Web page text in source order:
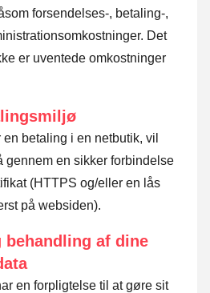
forsendelses-, betaling-,
Det
er uventede omkostninger
en betaling i en netbutik, vil
gennem en sikker forbindelse
(HTTPS og/eller en lås
på websiden).
behandling af dine
en forpligtelse til at gøre sit